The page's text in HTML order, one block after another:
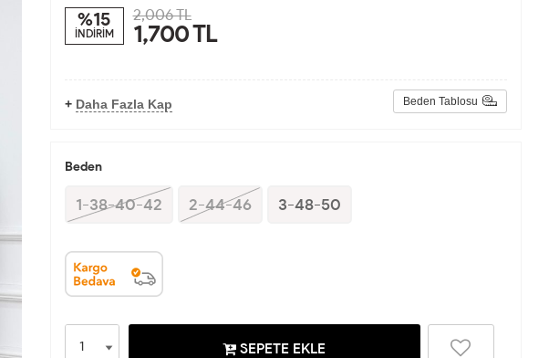
%15
İNDİRİM
2,006 TL
1,700TL
+ Daha Fazla Kap Beden Tablosu
Beden
1-38-40-42 2-44-46 3-48-50
SEPETE EKLE